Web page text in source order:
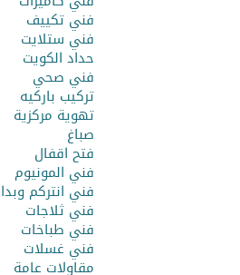
فني تكييف
فني ستلايت
حداد الكويت
فني صحي
تركيب باركيه
تهوية مركزية
صباغ
فتح اقفال
فني المونيوم
فني انتركم
فني ثلاجات
فني طباخات
فني غسلات
مقاولات عامة